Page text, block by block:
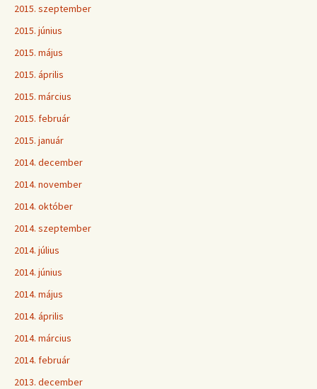
2015. szeptember
2015. június
2015. május
2015. április
2015. március
2015. február
2015. január
2014. december
2014. november
2014. október
2014. szeptember
2014. július
2014. június
2014. május
2014. április
2014. március
2014. február
2013. december